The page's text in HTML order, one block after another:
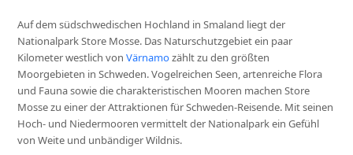
Auf dem südschwedischen Hochland in Smaland liegt der
Nationalpark Store Mosse. Das Naturschutzgebiet ein paar
Kilometer westlich vonVärnamozählt zu den größten
Moorgebieten in Schweden. Vogelreichen Seen, artenreiche Flora
und Fauna sowie die charakteristischen Mooren machen Store
Mosse zu einer der Attraktionen für Schweden-Reisende. Mit seinen
Hoch- und Niedermooren vermittelt der Nationalpark ein Gefühl
von Weite und unbändiger Wildnis.